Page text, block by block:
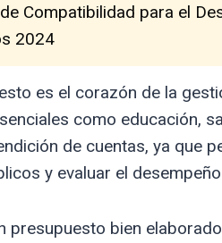
Compatibilidad para el
2024
es el corazón de la
como educación,
de cuentas, ya que
y evaluar el
presupuesto bien